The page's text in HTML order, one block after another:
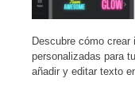
Descubre cómo
personalizadas para
añadir y editar texto